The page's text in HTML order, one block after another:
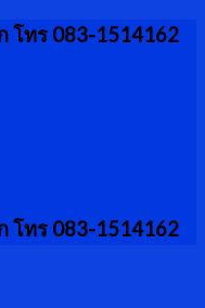
โทร 083-1514162
โทร 083-1514162